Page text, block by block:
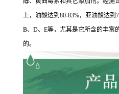
上，油酸达到80-83%，亚油酸达到
B、D、E等，尤其是它所含的丰富
的。